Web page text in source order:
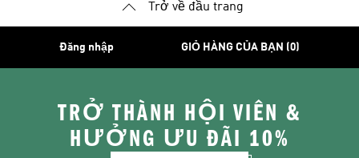
Trở về đầu trang
Đăng nhập GIỎ HÀNG CỦA BẠN (0)
TRỞ THÀNH HỘI VIÊN &
HƯỞNG ƯU ĐÃI 10%